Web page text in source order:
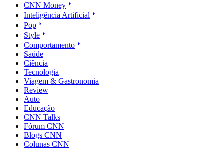
CNN Money
Inteligência Artificial
Pop
Style
Comportamento
Saúde
Ciência
Tecnologia
Viagem & Gastronomia
Review
Auto
Educação
CNN Talks
Fórum CNN
Blogs CNN
Colunas CNN